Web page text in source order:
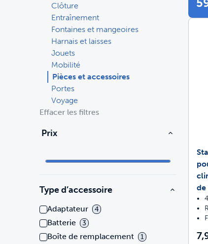
Voyage
Entraînement
Pièces et accessoires
Achetez tous les produits
Voyage
Bacs à litière et litière
Portes
Entraînement
Pièces et accessoires
Clôture
Entraînement
Fontaines et mangeoires
Harnais et laisses
Jouets
Mobilité
Pièces et accessoires
Portes
Voyage
Effacer les filtres
Prix
Type d’accessoire
Adaptateur 4
Batterie 3
Boîte de remplacement 1
de